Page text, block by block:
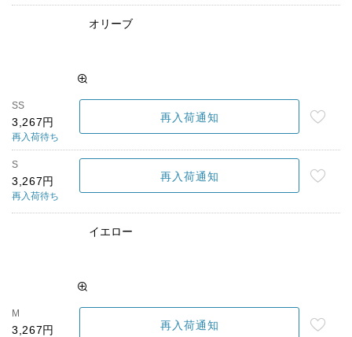
オリーブ
SS
3,267円
再入荷待ち
再入荷通知
S
3,267円
再入荷待ち
再入荷通知
イエロー
M
3,267円 再入荷通知